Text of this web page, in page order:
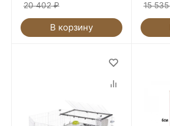
20 402 ₽
В корзину
15 535